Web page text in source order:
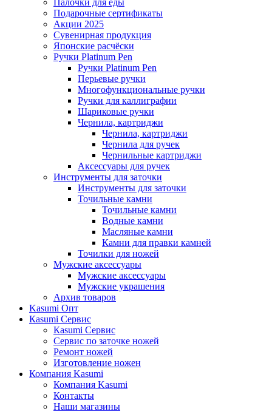
Подарочные сертификаты
Акции 2025
Сувенирная продукция
Японские расчёски
Ручки Platinum Pen
Ручки Platinum Pen
Перьевые ручки
Многофункциональные ручки
Ручки для каллиграфии
Шариковые ручки
Чернила, картриджи
Чернила, картриджи
Чернила для ручек
Чернильные картриджи
Аксессуары для ручек
Инструменты для заточки
Инструменты для заточки
Точильные камни
Точильные камни
Водные камни
Масляные камни
Камни для правки камней
Точилки для ножей
Мужские аксессуары
Мужские аксессуары
Мужские украшения
Архив товаров
Kasumi Опт
Кasumi Сервис
Кasumi Сервис
Сервис по заточке ножей
Ремонт ножей
Изготовление ножен
Компания Kasumi
Компания Kasumi
Контакты
Наши магазины